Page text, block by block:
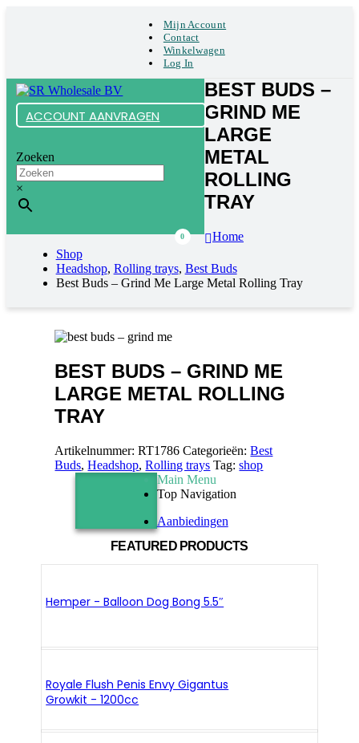
Mijn Account
Contact
Winkelwagen
Log In
ACCOUNT AANVRAGEN
Zoeken
×
0
BEST BUDS –
GRIND ME
LARGE
METAL
ROLLING
TRAY
Home
Shop
Headshop, Rolling trays, Best Buds
Best Buds – Grind Me Large Metal Rolling Tray
BEST BUDS – GRIND ME
LARGE METAL ROLLING
TRAY
Artikelnummer:RT1786 Categorieën:Best
Buds,Headshop,Rolling trays Tag:shop
FEATURED PRODUCTS
Hemper - Balloon Dog Bong 5.5″
Royale Flush Penis Envy Gigantus
Growkit - 1200cc
Main Menu
Top Navigation
Aanbiedingen